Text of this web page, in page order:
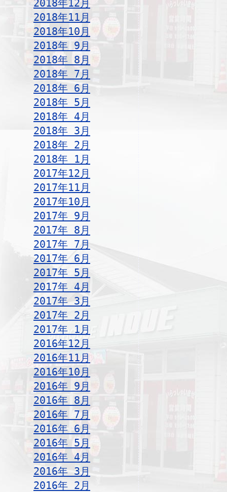
2018年12月
2018年11月
2018年10月
2018年 9月
2018年 8月
2018年 7月
2018年 6月
2018年 5月
2018年 4月
2018年 3月
2018年 2月
2018年 1月
2017年12月
2017年11月
2017年10月
2017年 9月
2017年 8月
2017年 7月
2017年 6月
2017年 5月
2017年 4月
2017年 3月
2017年 2月
2017年 1月
2016年12月
2016年11月
2016年10月
2016年 9月
2016年 8月
2016年 7月
2016年 6月
2016年 5月
2016年 4月
2016年 3月
2016年 2月